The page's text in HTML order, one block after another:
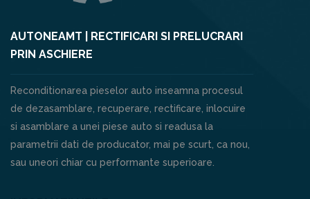
AUTONEAMT | RECTIFICARI SI PRELUCRARI
PRIN ASCHIERE
Reconditionarea pieselor auto inseamna procesul
de dezasamblare, recuperare, rectificare, inlocuire
si asamblare a unei piese auto si readusa la
parametrii dati de producator, mai pe scurt, ca nou,
sau uneori chiar cu performante superioare.